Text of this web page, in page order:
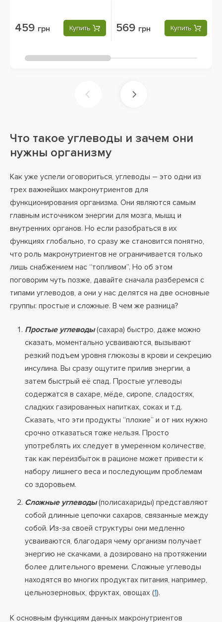
459 грн Купить 569 грн Купить
Что такое углеводы и зачем они
нужны организму
Как уже успели оговориться, углеводы – это одни из
трех важнейших макронутриентов для
функционирования организма. Они являются самым
главным источником энергии для мозга, мышц и
внутренних органов. Но если разобраться в их
функциях глобально, то сразу же становится понятно,
что роль макронутриентов не ограничивается только
лишь снабжением нас “топливом”. Но об этом
поговорим чуть позже, давайте сначала разберемся с
типами углеводов, а они у нас делятся на две основные
группы: простые и сложные. В чем же разница?
Простые углеводы(сахара) быстро, даже можно
сказать, моментально усваиваются, вызывают
резкий подъем уровня глюкозы в крови и секрецию
инсулина. Вы сразу ощутите прилив энергии, а
затем быстрый её спад. Простые углеводы
содержатся в сахаре, мёде, сиропе, сладостях,
сладких газированных напитках, соках и т.д.
Сказать, что эти продукты “плохие” и от них нужно
срочно отказаться тоже нельзя. Просто
употреблять их следует в умеренном количестве,
так как переизбыток в рационе может привести к
набору лишнего веса и последующим проблемам
со здоровьем.
Сложные углеводы(полисахариды) представляют
собой длинные цепочки сахаров, связанные между
собой. Из-за своей структуры они медленно
усваиваются, благодаря чему организм получает
энергию не скачками, а дозировано на протяжении
более длительного времени. Сложные углеводы
находятся во многих продуктах питания, например,
цельнозерновых, фруктах, овощах (1).
К основным функциям данных макронутриентов